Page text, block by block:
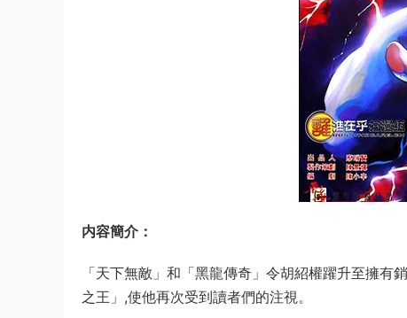
内容簡介：
「天下無敵」和「黑龍傳奇」令胡紹權躍升至擁
之王」,使他再次受到讀者們的注視。